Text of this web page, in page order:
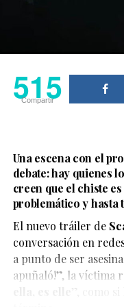
y la after party de
Pero esta vez, el
para que las redes
La boda del
de los eventos más
cantante Carlos
ofreciera un
515
Compartir
Una escena con el
debate: hay quienes
creen que el chiste
problemático y hasta
El nuevo tráiler de
conversación en
a punto de ser
apuñaló!”, la víctima